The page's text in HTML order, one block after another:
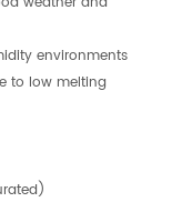
environments
to low melting